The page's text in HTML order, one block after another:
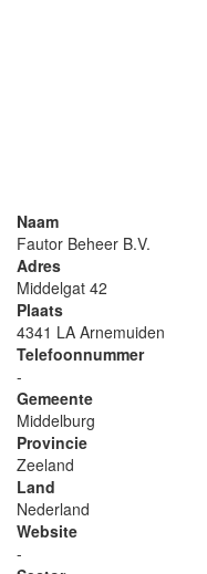
Naam
Fautor Beheer B.V.
Adres
Middelgat 42
Plaats
4341 LA Arnemuiden
Telefoonnummer
-
Gemeente
Middelburg
Provincie
Zeeland
Land
Nederland
Website
-